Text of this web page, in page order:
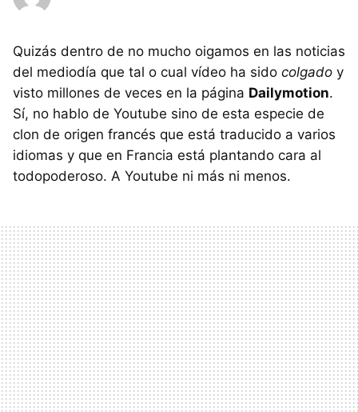
Quizás dentro de no mucho oigamos en las noticias
del mediodía que tal o cual vídeo ha sido colgado y
visto millones de veces en la página Dailymotion.
Sí, no hablo de Youtube sino de esta especie de
clon de origen francés que está traducido a varios
idiomas y que en Francia está plantando cara al
todopoderoso. A Youtube ni más ni menos.